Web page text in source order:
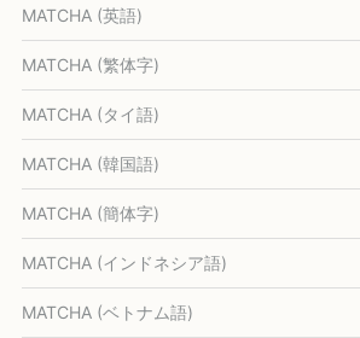
MATCHA (英語)
MATCHA (繁体字)
MATCHA (タイ語)
MATCHA (韓国語)
MATCHA (簡体字)
MATCHA (インドネシア語)
MATCHA (ベトナム語)